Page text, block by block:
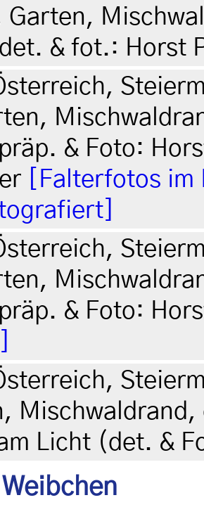
Garten,
& fot.: Horst
& Foto:
[Falterfotos im
& Foto:
Mischwaldrand,
Licht (det. &